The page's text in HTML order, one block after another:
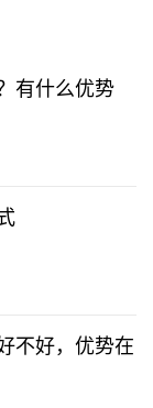
有什么优势
不好，优势在